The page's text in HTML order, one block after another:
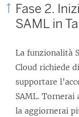
Fase 2.
SAML in
La funzionalità
Cloud richiede
supportare
SAML. Tornerai
la aggiornerai